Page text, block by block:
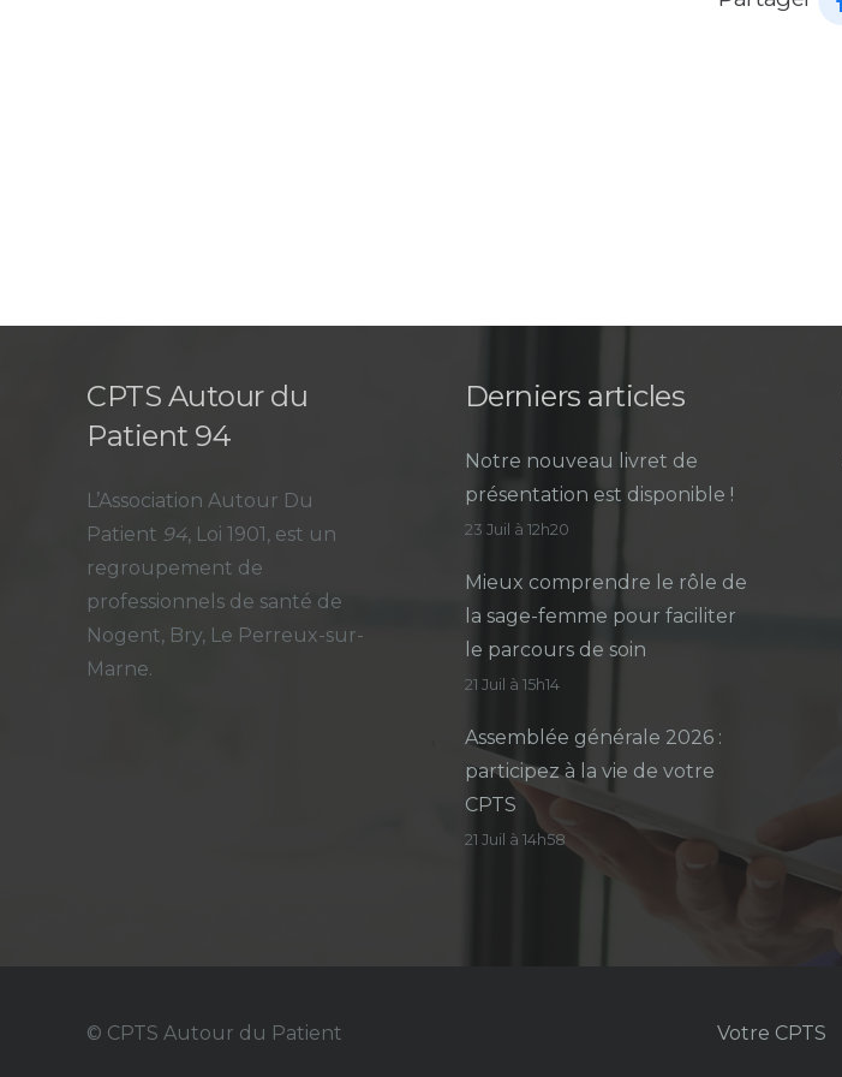
CPTS Autour du
Patient 94
L’Association Autour Du
Patient 94, Loi 1901, est un
regroupement de
professionnels de santé de
Nogent, Bry, Le Perreux-sur-
Marne.
Derniers articles
Notre nouveau livret de
présentation est disponible !
23 Juil à 12h20
Mieux comprendre le rôle de
la sage-femme pour faciliter
le parcours de soin
21 Juil à 15h14
Assemblée générale 2026 :
participez à la vie de votre
CPTS
21 Juil à 14h58
© CPTS Autour du Patient Votre CPTS